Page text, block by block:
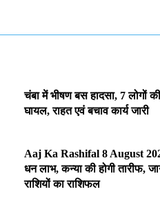
चंबा में भीषण बस हादसा, 7 लोगों
घायल, राहत एवं बचाव कार्य जारी
Aaj Ka Rashifal 8 August
धन लाभ, कन्या की होगी तारीफ,
राशियों का राशिफल